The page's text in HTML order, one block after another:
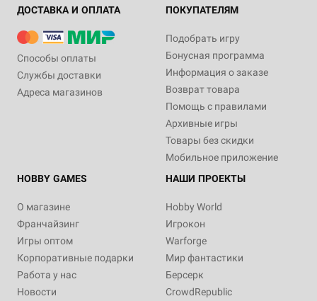
ДОСТАВКА И ОПЛАТА
Способы оплаты
Службы доставки
Адреса магазинов
ПОКУПАТЕЛЯМ
Подобрать игру
Бонусная программа
Информация о заказе
Возврат товара
Помощь с правилами
Архивные игры
Товары без скидки
Мобильное приложение
HOBBY GAMES
О магазине
Франчайзинг
Игры оптом
Корпоративные подарки
Работа у нас
Новости
НАШИ ПРОЕКТЫ
Hobby World
Игрокон
Warforge
Мир фантастики
Берсерк
CrowdRepublic